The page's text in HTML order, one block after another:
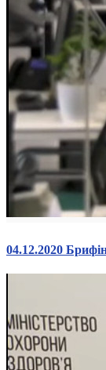
04.12.2020